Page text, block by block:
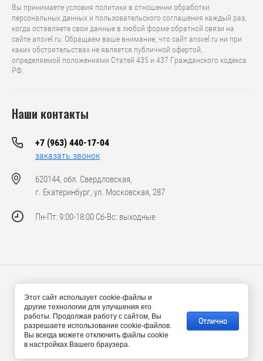
Вы принимаете условия политики в отношении обработки
персональных данных и пользовательского соглашения каждый раз,
когда оставляете свои данные в любой форме обратной связи на
сайте ansvel.ru. Обращаем ваше внимание, что caйт ansvel.ru ни при
каких обстоятельствах не является публичной офертой,
определяемой положениями Статей 435 и 437 Гражданского кодекса
РФ.
Наши контакты
+7 (963) 440-17-04
заказать звонок
620144, обл. Свердловская,
г. Екатеринбург, ул. Московская, 287
Пн-Пт: 9:00-18:00 Сб-Вс: выходные
© 2024-2026 ООО «Ансвел Машинери»
Этот сайт использует cookie-файлы и
другие технологии для улучшения его
работы. Продолжая работу с сайтом, Вы
разрешаете использование cookie-файлов.
Вы всегда можете отключить файлы cookie
в настройках Вашего браузера.
Отлично